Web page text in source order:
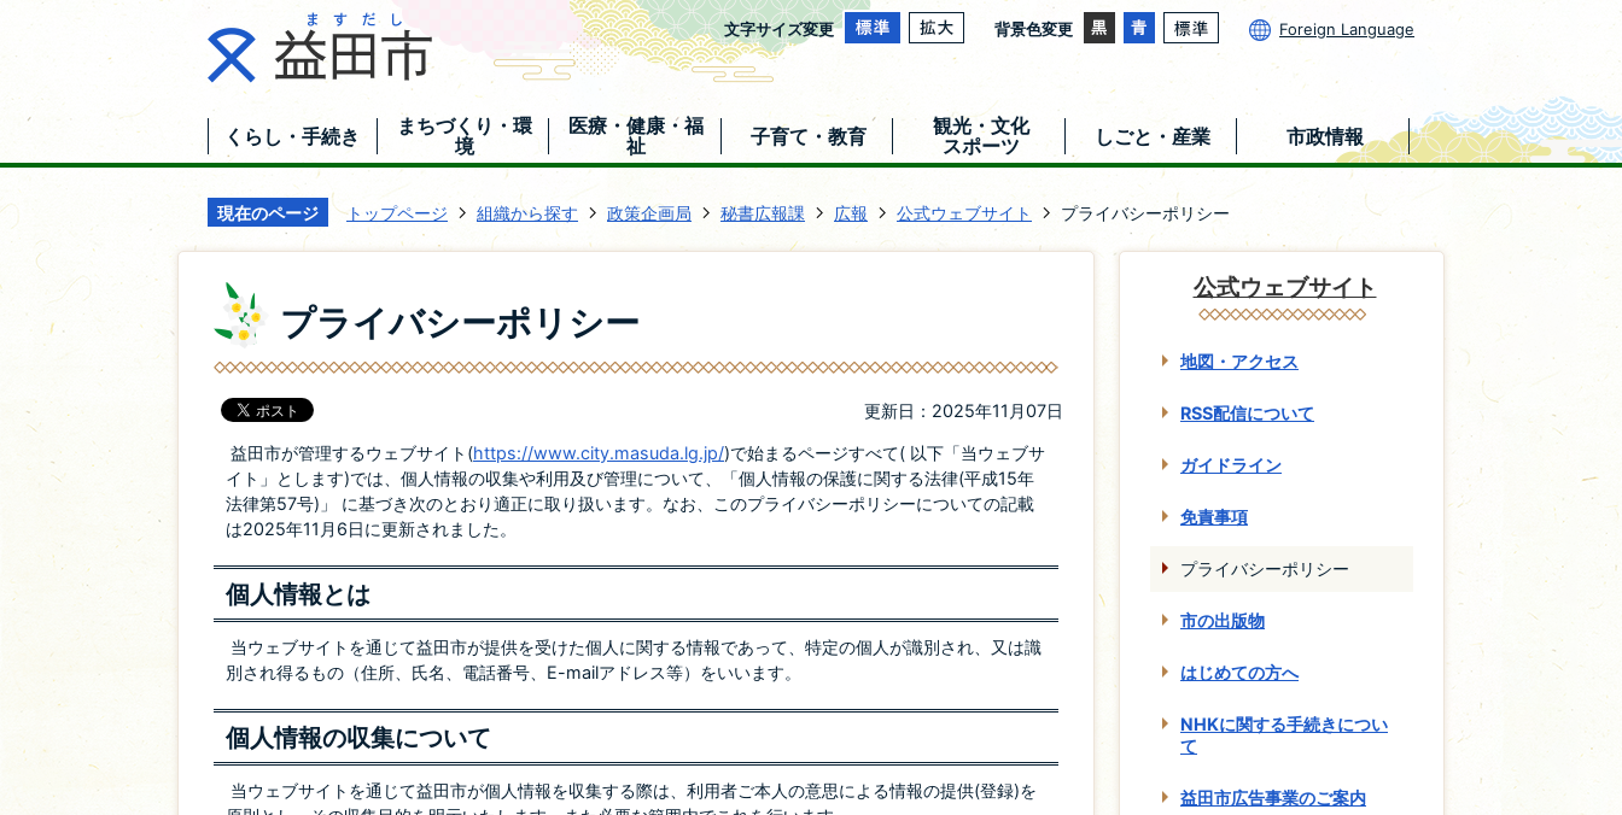
文字サイズ変更 背景色変更 Foreign Language
くらし・手続き
まちづくり・環
境
医療・健康・福
祉
子育て・教育
観光・文化
スポーツ
しごと・産業 市政情報
現在のページ トップページ 組織から探す 政策企画局 秘書広報課 広報 公式ウェブサイト プライバシーポリシー
プライバシーポリシー
更新日：2025年11月07日
益田市が管理するウェブサイト(https://www.city.masuda.lg.jp/)で始まるページすべて( 以下「当ウェブサ
イト」とします)では、個人情報の収集や利用及び管理について、「個人情報の保護に関する法律(平成15年
法律第57号)」 に基づき次のとおり適正に取り扱います。なお、このプライバシーポリシーについての記載
は2025年11月6日に更新されました。
個人情報とは
当ウェブサイトを通じて益田市が提供を受けた個人に関する情報であって、特定の個人が識別され、又は識
別され得るもの（住所、氏名、電話番号、E-mailアドレス等）をいいます。
個人情報の収集について
当ウェブサイトを通じて益田市が個人情報を収集する際は、利用者ご本人の意思による情報の提供(登録)を
公式ウェブサイト
地図・アクセス
RSS配信について
ガイドライン
免責事項
プライバシーポリシー
市の出版物
はじめての方へ
NHKに関する手続きについ
て
益田市広告事業のご案内